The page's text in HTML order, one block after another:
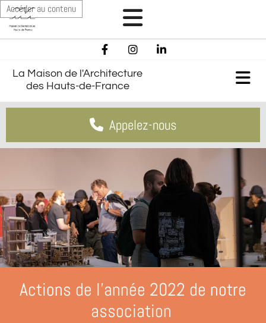
Accéder au contenu
La Maison de l'Architecture
des Hauts-de-France
Appelez-nous
Actions de l'année 2022 de notre
association